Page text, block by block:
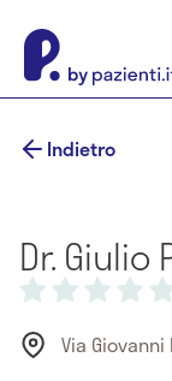
Indietro
Dr.
Via